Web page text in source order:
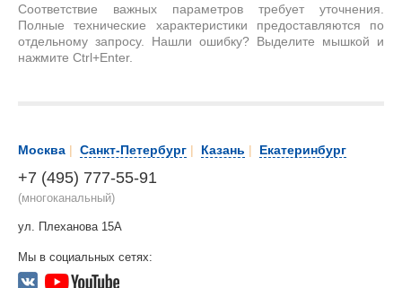
Соответствие важных параметров требует уточнения.
Полные технические характеристики предоставляются по
отдельному запросу. Нашли ошибку? Выделите мышкой и
нажмите Ctrl+Enter.
Москва | Санкт-Петербург | Казань | Екатеринбург
+7 (495) 777-55-91
(многоканальный)
ул. Плеханова 15А
Мы в социальных сетях: